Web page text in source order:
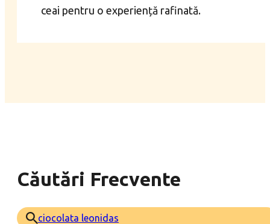
ceai pentru o experiență rafinată.
Căutări Frecvente
ciocolata leonidas